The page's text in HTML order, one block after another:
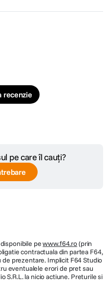
recenzie
pe care îl cauți?
pewww.f64.ro(prin
contractuala din partea F64,
prezentare. Implicit F64 Studio
eventualele erori de pret sau
S.R.L. la nicio actiune. Preturile si